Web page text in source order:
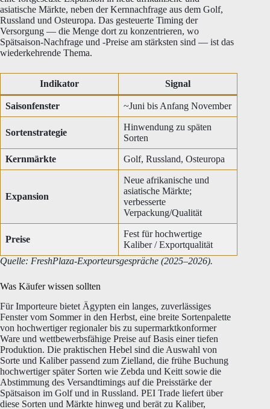
asiatische Märkte, neben der Kernnachfrage aus dem Golf,
Russland und Osteuropa. Das gesteuerte Timing der
Versorgung — die Menge dort zu konzentrieren, wo
Spätsaison-Nachfrage und -Preise am stärksten sind — ist das
wiederkehrende Thema.
Indikator Signal
Saisonfenster ~Juni bis Anfang November
Sortenstrategie
Hinwendung zu späten
Sorten
Kernmärkte Golf, Russland, Osteuropa
Expansion
Neue afrikanische und
asiatische Märkte;
verbesserte
Verpackung/Qualität
Preise
Fest für hochwertige
Kaliber / Exportqualität
Quelle: FreshPlaza-Exporteursgespräche (2025–2026).
Was Käufer wissen sollten
Für Importeure bietet Ägypten ein langes, zuverlässiges
Fenster vom Sommer in den Herbst, eine breite Sortenpalette
von hochwertiger regionaler bis zu supermarktkonformer
Ware und wettbewerbsfähige Preise auf Basis einer tiefen
Produktion. Die praktischen Hebel sind die Auswahl von
Sorte und Kaliber passend zum Zielland, die frühe Buchung
hochwertiger später Sorten wie Zebda und Keitt sowie die
Abstimmung des Versandtimings auf die Preisstärke der
Spätsaison im Golf und in Russland. PEI Trade liefert über
diese Sorten und Märkte hinweg und berät zu Kaliber,